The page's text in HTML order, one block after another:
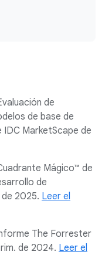
de
de base de
MarketScape de
Mágico™ de
de
2025. Leer el
The Forrester
de 2024. Leer el